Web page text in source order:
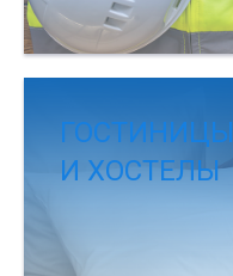
ГОСТИНИЦЫ
И ХОСТЕЛЫ